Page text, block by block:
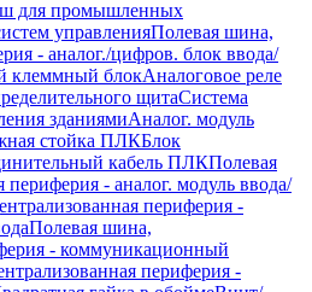
для промышленных
управленияПолевая шина,
- аналог./цифров. блок ввода/
клеммный блокАналоговое реле
щитаСистема
зданиямиАналог. модуль
стойка ПЛКБлок
кабель ПЛКПолевая
- аналог. модуль ввода/
периферия -
Полевая шина,
- коммуникационный
периферия -